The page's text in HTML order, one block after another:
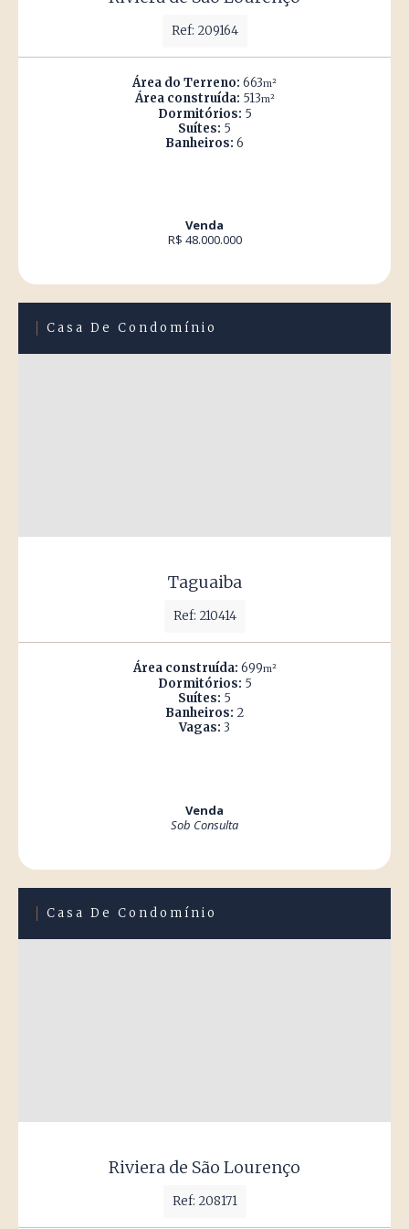
Ref: 209164
Área do Terreno: 663m²
Área construída: 513m²
Dormitórios: 5
Suítes: 5
Banheiros: 6
Venda
R$ 48.000.000
Casa De Condomínio
Taguaiba
Ref: 210414
Área construída: 699m²
Dormitórios: 5
Suítes: 5
Banheiros: 2
Vagas: 3
Venda
Sob Consulta
Casa De Condomínio
Riviera de São Lourenço
Ref: 208171